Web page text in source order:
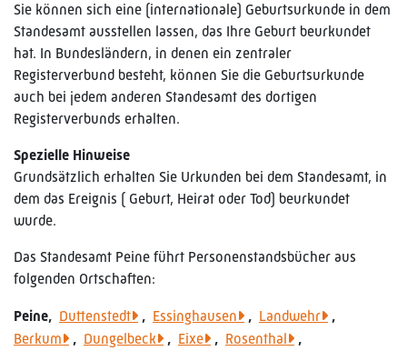
Sie können sich eine (internationale) Geburtsurkunde in dem
Standesamt ausstellen lassen, das Ihre Geburt beurkundet
hat. In Bundesländern, in denen ein zentraler
Registerverbund besteht, können Sie die Geburtsurkunde
auch bei jedem anderen Standesamt des dortigen
Registerverbunds erhalten.
Spezielle Hinweise
Grundsätzlich erhalten Sie Urkunden bei dem Standesamt, in
dem das Ereignis ( Geburt, Heirat oder Tod) beurkundet
wurde.
Das Standesamt Peine führt Personenstandsbücher aus
folgenden Ortschaften:
Peine, Duttenstedt , Essinghausen , Landwehr
,
Berkum
, Dungelbeck , Eixe , Rosenthal
,